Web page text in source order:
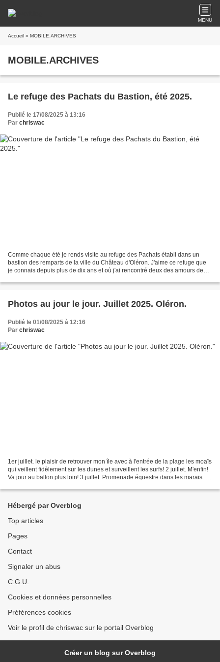
MENU
Accueil » MOBILE.ARCHIVES
MOBILE.ARCHIVES
Le refuge des Pachats du Bastion, été 2025.
Publié le 17/08/2025 à 13:16
Par chriswac
Comme chaque été je rends visite au refuge des Pachats établi dans un
bastion des remparts de la ville du Château d'Oléron. J'aime ce refuge que
je connais depuis plus de dix ans et où j'ai rencontré deux des amours de
Photos au jour le jour. Juillet 2025. Oléron.
Publié le 01/08/2025 à 12:16
Par chriswac
1er juillet. le plaisir de retrouver mon île avec à l'entrée de la plage les moaïs
qui veillent fidèlement sur les dunes et surveillent les surfs! 2 juillet. M'enfin!
Va jour au ballon plus loin! 3 juillet. Promenade équestre dans les marais. 4
Hébergé par Overblog
Top articles
Pages
Contact
Signaler un abus
C.G.U.
Cookies et données personnelles
Préférences cookies
Voir le profil de chriswac sur le portail Overblog
Créer un blog sur Overblog